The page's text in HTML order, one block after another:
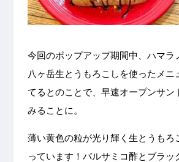
今回のポップアップ期間中、ハマラ
八ヶ岳生とうもろこしを使ったメニ
てるとのことで、早速オープンサン
みることに。
薄い黄色の粒が光り輝く生とうもろ
っています！バルサミコ酢とブラッ